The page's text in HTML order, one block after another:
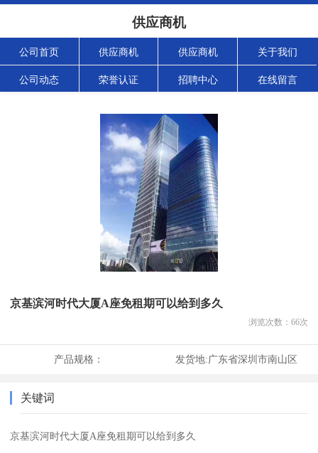
供应商机
公司首页 供应商机 供应商机 关于我们
公司动态 荣誉认证 招聘中心 在线留言
京基滨河时代大厦A座免租期可以给到多久
浏览次数： 66次
产品规格： 发货地:广东省深圳市南山区
关键词
京基滨河时代大厦A座免租期可以给到多久